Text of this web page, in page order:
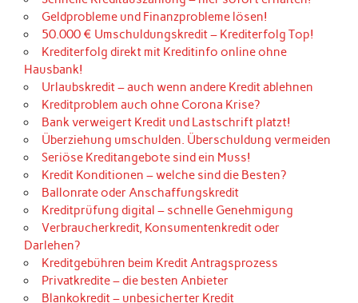
Geldprobleme und Finanzprobleme lösen!
50.000 € Umschuldungskredit – Krediterfolg Top!
Krediterfolg direkt mit Kreditinfo online ohne
Hausbank!
Urlaubskredit – auch wenn andere Kredit ablehnen
Kreditproblem auch ohne Corona Krise?
Bank verweigert Kredit und Lastschrift platzt!
Überziehung umschulden. Überschuldung vermeiden
Seriöse Kreditangebote sind ein Muss!
Kredit Konditionen – welche sind die Besten?
Ballonrate oder Anschaffungskredit
Kreditprüfung digital – schnelle Genehmigung
Verbraucherkredit, Konsumentenkredit oder
Darlehen?
Kreditgebühren beim Kredit Antragsprozess
Privatkredite – die besten Anbieter
Blankokredit – unbesicherter Kredit